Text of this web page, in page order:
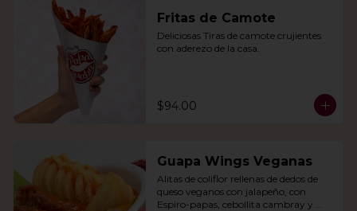
Fritas de Camote
Deliciosas Tiras de camote crujientes
con aderezo de la casa.
$94.00
Guapa Wings Veganas
Alitas de coliflor rellenas de dedos de
queso veganos con jalapeño, con
Espiro-papas, cebollita cambray y